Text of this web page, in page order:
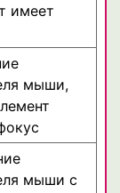
имеет
мыши,
мыши с